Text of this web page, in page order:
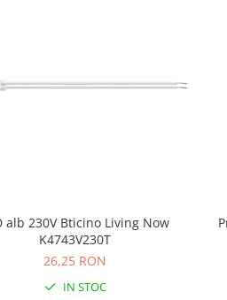
alb 230V Bticino Living Now
K4743V230T
26,25 RON
IN STOC